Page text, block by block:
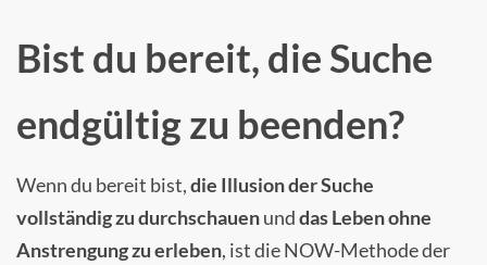
Bist du bereit, die Suche
endgültig zu beenden?
Wenn du bereit bist,die Illusion der Suche
vollständig zu durchschauenunddas Leben ohne
Anstrengung zu erleben, ist die NOW-Methode der